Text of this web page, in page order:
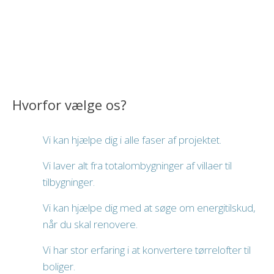
Hvorfor vælge os?​
Vi kan hjælpe dig i alle faser af projektet.
Vi laver alt fra totalombygninger af villaer til
tilbygninger.
Vi kan hjælpe dig med at søge om energitilskud,
når du skal renovere.
Vi har stor erfaring i at konvertere tørrelofter til
boliger.